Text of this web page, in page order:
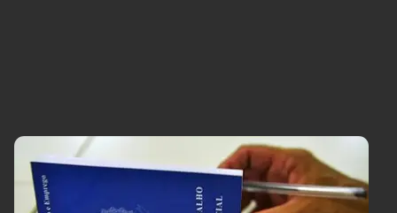
Agronegócios
Brasil
Brasil Mineral
Comportamento
Economia
Meio Ambiente
Podcast
Política